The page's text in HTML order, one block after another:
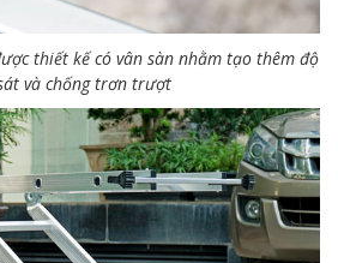
thiết kế có vân sàn nhằm tạo thêm độ
và chống trơn trượt